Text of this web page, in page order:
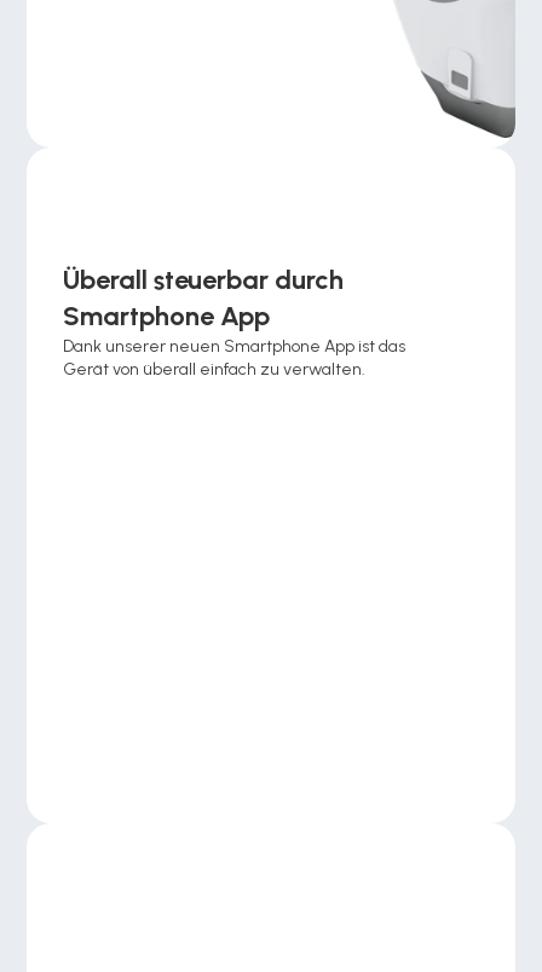
Überall steuerbar durch
Smartphone App
Dank unserer neuen Smartphone App ist das
Gerät von überall einfach zu verwalten.